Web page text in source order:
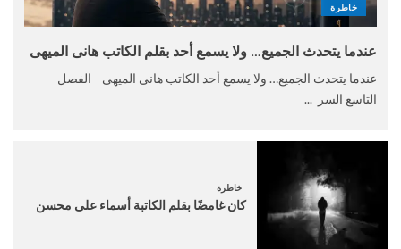
خاطرة
عندما يتحدث الجميع… ولا يسمع أحد بقلم الكاتب هانى الميهى
عندما يتحدث الجميع… ولا يسمع أحد الكاتب هانى الميهى الفصل
التاسع السر ...
خاطرة
كان غامضًا بقلم الكاتبة أسماء على محسن